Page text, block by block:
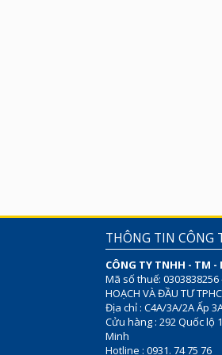
THÔNG TIN CÔNG
CÔNG TY TNHH - TM -
Mã số thuế: 0303838256
HOẠCH VÀ ĐẦU TƯ
Địa chỉ : C4A/3A/2A Ấp
Cửu hàng : 292 Quốc lộ
Minh
Hotline : 0931. 74 75 76